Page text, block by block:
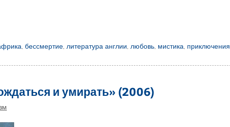
бессмертие, литература англии любовь, мистика приключения
и умирать» (2006)